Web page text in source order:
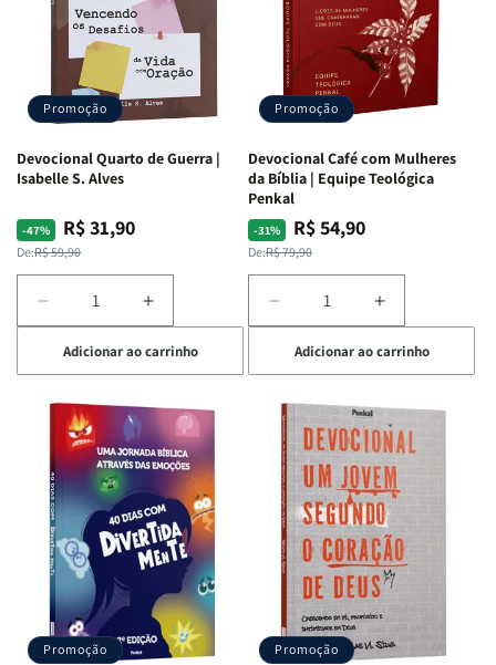
Promoção
Devocional Quarto de Guerra |
Isabelle S. Alves
-47%
Preço
normal
De:R$ 59,90
Preço
promocional
R$ 31,90
Diminuir
a
quantidade
de
Devocional
Quarto
de
Guerra
Isabelle
S.
Alves
Aumentar
a
quantidade
de
Devocional
Quarto
de
Guerra
|
Isabelle
S.
Alves
Adicionar ao carrinho
Promoção
Devocional Café com Mulheres
da Bíblia | Equipe Teológica
Penkal
-31%
Preço
normal
De:R$ 79,90
Preço
promocional
R$ 54,90
Diminuir
a
quantidade
de
Devocional
Café
com
Mulheres
da
Bíblia
Equipe
Teológica
Penkal
Aumentar
a
quantidade
de
Devocional
Café
com
Mulheres
da
Bíblia
|
Equipe
Teológica
Penkal
Adicionar ao carrinho
Promoção Promoção